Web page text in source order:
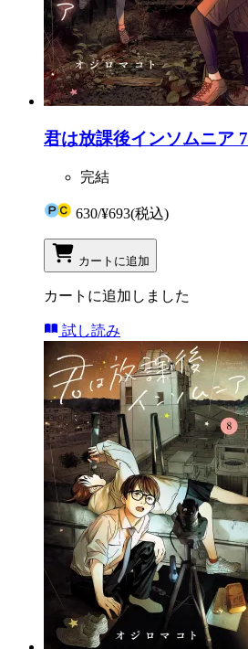
君は放課後インソムニア 7
完結
630/¥693(税込)
カートに追加
カートに追加しました
試し読み